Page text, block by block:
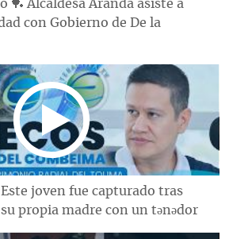
🏓 Alcaldesa Aranda asiste a
con Gobierno de De la
joven fue capturado tras
propia madre con un tǝnǝdor